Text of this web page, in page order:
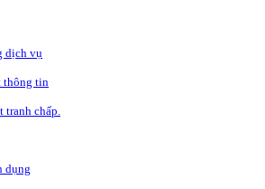
dịch vụ
thông tin
chấp.
dụng